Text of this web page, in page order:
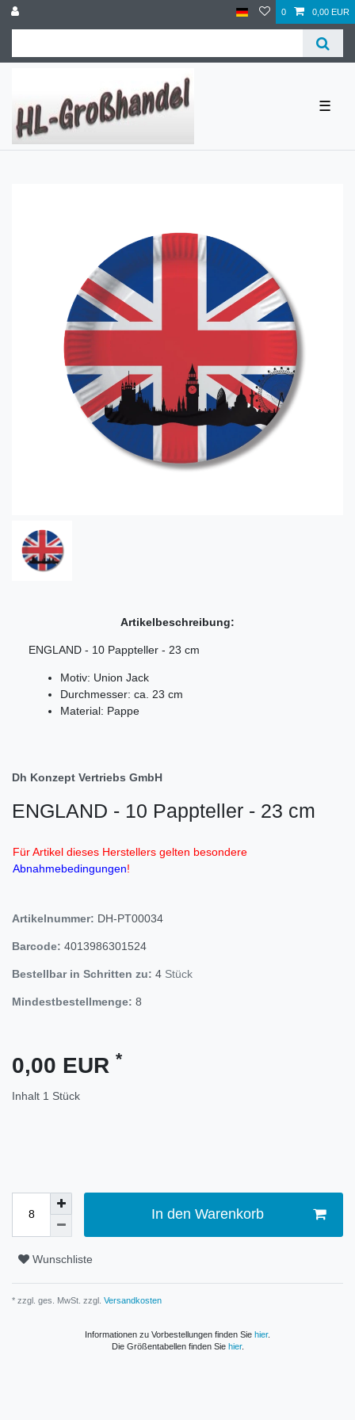
0 0,00 EUR
☰
Artikelbeschreibung:
ENGLAND - 10 Pappteller - 23 cm
Motiv: Union Jack
Durchmesser: ca. 23 cm
Material: Pappe
Dh Konzept Vertriebs GmbH
ENGLAND - 10 Pappteller - 23 cm
Für Artikel dieses Herstellers gelten besondere
Abnahmebedingungen!
Artikelnummer: DH-PT00034
Barcode: 4013986301524
Bestellbar in Schritten zu: 4 Stück
Mindestbestellmenge: 8
0,00 EUR *
Inhalt 1 Stück
In den Warenkorb
Wunschliste
* zzgl. ges. MwSt. zzgl. Versandkosten
Informationen zu Vorbestellungen finden Sie hier.
Die Größentabellen finden Sie hier.